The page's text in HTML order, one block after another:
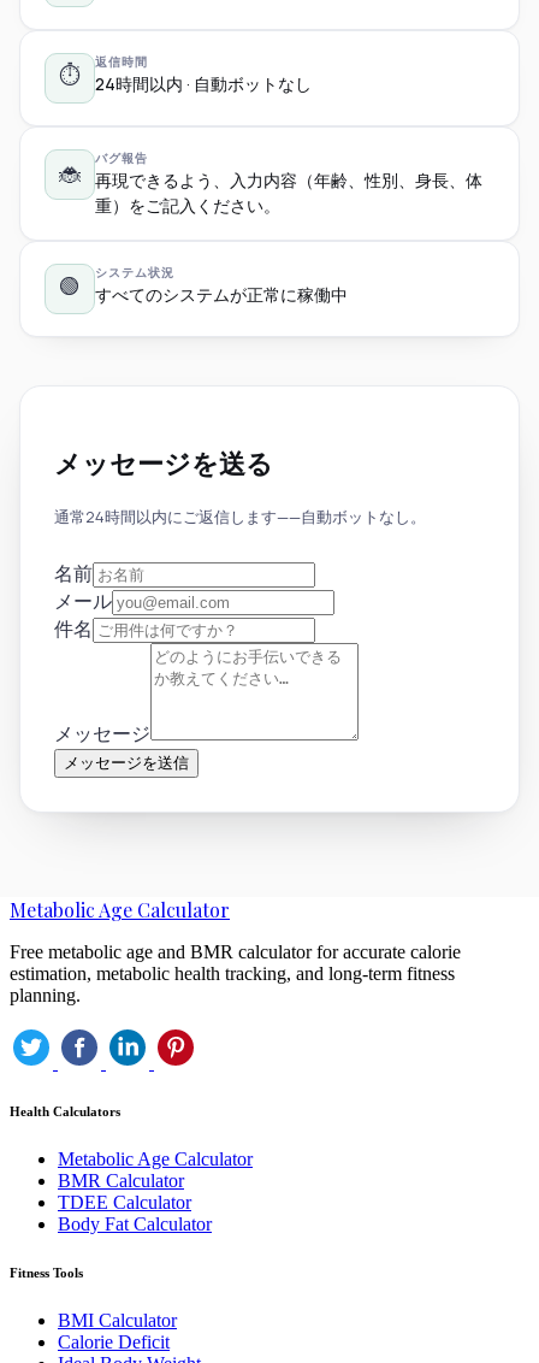
⏱️ 返信時間
24時間以内 · 自動ボットなし
🐞
バグ報告
再現できるよう、入力内容（年齢、性別、身長、体
重）をご記入ください。
🟢 システム状況
すべてのシステムが正常に稼働中
メッセージを送る
通常24時間以内にご返信します——自動ボットなし。
名前
メール
件名
メッセージ
メッセージを送信
Metabolic Age Calculator
Free metabolic age and BMR calculator for accurate calorie
estimation, metabolic health tracking, and long-term fitness
planning.
Health Calculators
Metabolic Age Calculator
BMR Calculator
TDEE Calculator
Body Fat Calculator
Fitness Tools
BMI Calculator
Calorie Deficit